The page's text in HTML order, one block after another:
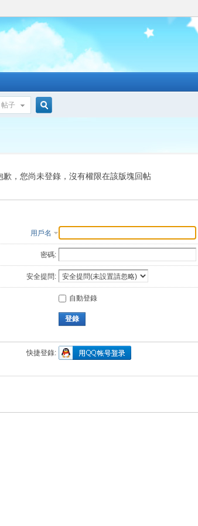
帖子
索
歉，您尚未登錄，沒有權限在該版塊回帖
用戶名
密碼:
安全提問:
自動登錄
登錄
快捷登錄: